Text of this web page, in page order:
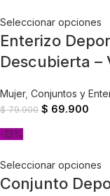
Seleccionar opciones
Enterizo
Descubierta –
Mujer, Conjuntos y
$79.900 $ 69.900
-13%
Seleccionar opciones
Conjunto